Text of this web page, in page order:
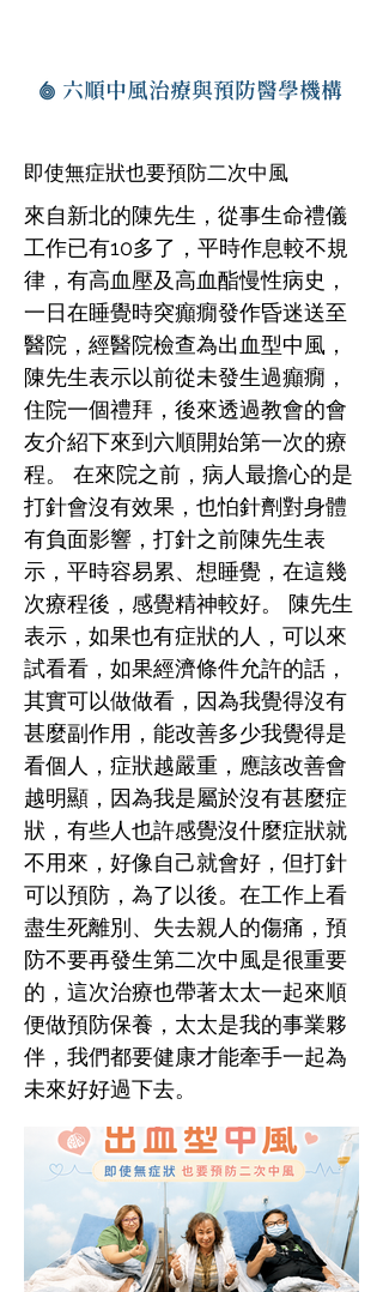
六順中風治療與預防醫學機構
即使無症狀也要預防二次中風
來自新北的陳先生，從事生命禮儀
工作已有10多了，平時作息較不規
律，有高血壓及高血酯慢性病史，
一日在睡覺時突癲癇發作昏迷送至
醫院，經醫院檢查為出血型中風，
陳先生表示以前從未發生過癲癇，
住院一個禮拜，後來透過教會的會
友介紹下來到六順開始第一次的療
程。 在來院之前，病人最擔心的是
打針會沒有效果，也怕針劑對身體
有負面影響，打針之前陳先生表
示，平時容易累、想睡覺，在這幾
次療程後，感覺精神較好。 陳先生
表示，如果也有症狀的人，可以來
試看看，如果經濟條件允許的話，
其實可以做做看，因為我覺得沒有
甚麼副作用，能改善多少我覺得是
看個人，症狀越嚴重，應該改善會
越明顯，因為我是屬於沒有甚麼症
狀，有些人也許感覺沒什麼症狀就
不用來，好像自己就會好，但打針
可以預防，為了以後。在工作上看
盡生死離別、失去親人的傷痛，預
防不要再發生第二次中風是很重要
的，這次治療也帶著太太一起來順
便做預防保養，太太是我的事業夥
伴，我們都要健康才能牽手一起為
未來好好過下去。